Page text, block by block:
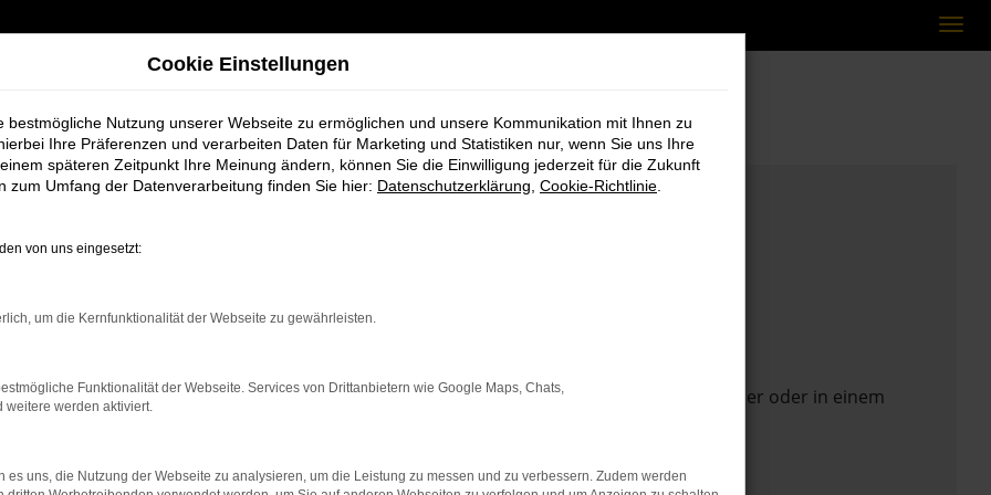
das Laden bestimmter Seiten verhindern. Funktioniert die Seite in einem anderen Browser oder in einem
zu beheben.
Cookie Einstellungen
bestmögliche Nutzung unserer Webseite zu ermöglichen und unsere Kommunikation mit Ihnen zu
Ihre Präferenzen und verarbeiten Daten für Marketing und Statistiken nur, wenn Sie uns Ihre
späteren Zeitpunkt Ihre Meinung ändern, können Sie die Einwilligung jederzeit für die Zukunft
zum Umfang der Datenverarbeitung finden Sie hier: Datenschutzerklärung Cookie-Richtlinie
von uns eingesetzt:
um die Kernfunktionalität der Webseite zu gewährleisten.
Funktionalität der Webseite. Services von Drittanbietern wie Google Maps, Chats,
weitere werden aktiviert.
es uns, die Nutzung der Webseite zu analysieren, um die Leistung zu messen und zu verbessern. Zudem werden